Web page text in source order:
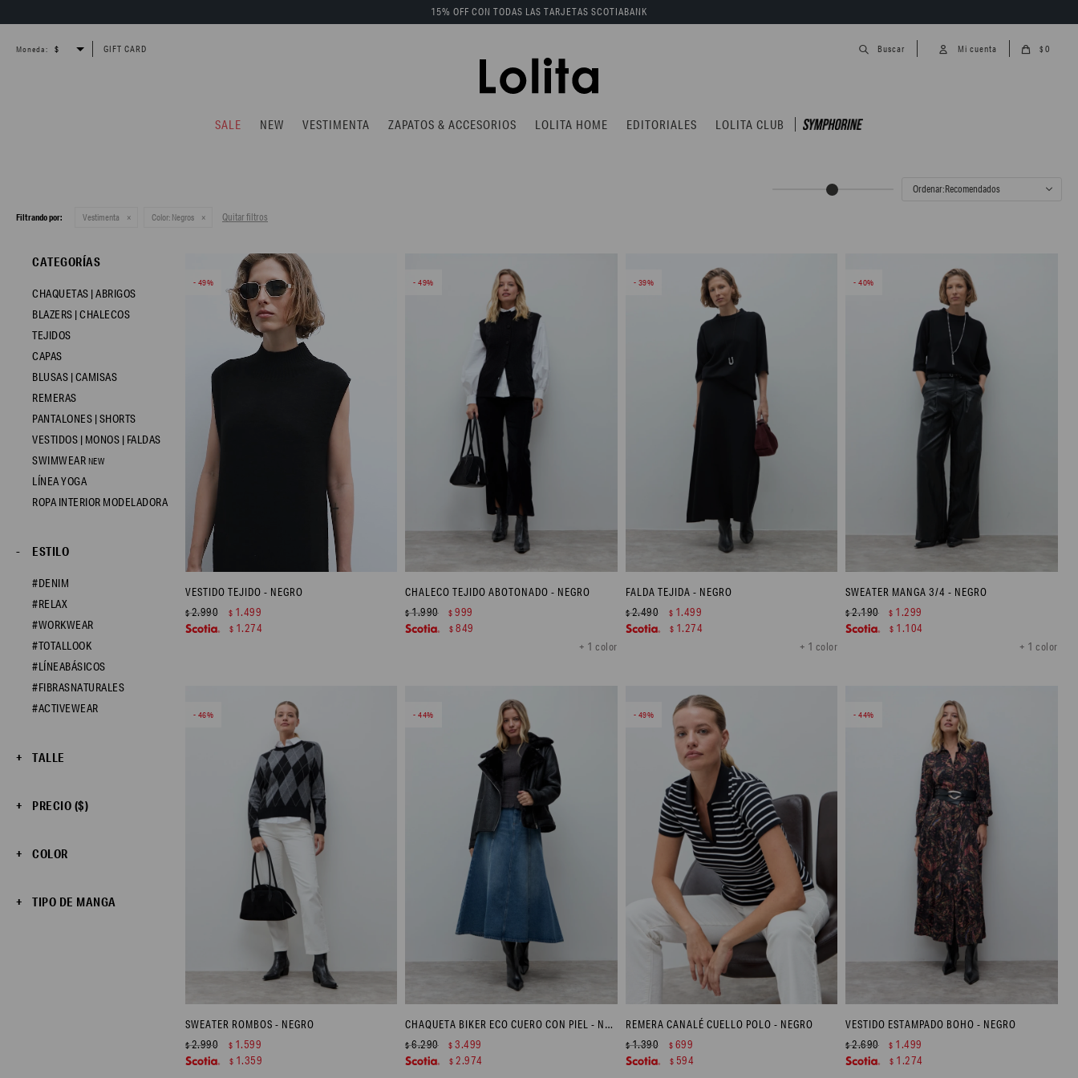
SALE NEW VESTIMENTA ZAPATOS & ACCESORIOS LOLITA HOME EDITORIALES LOLITA CLUB
$ 0
15% OFF CON TODAS LAS TARJETAS SCOTIABANK
Moneda: GIFT CARD
Recomendados
Filtrando por: Vestimenta Color: Negros Quitar filtros
49
VESTIDO TEJIDO - NEGRO
$2.990 $ 1.499
$ 1.274
49
CHALECO TEJIDO ABOTONADO - NEGRO
+ 1 color
$1.990 $ 999
$ 849
39
FALDA TEJIDA - NEGRO
+ 1 color
$2.490 $ 1.499
$ 1.274
40
SWEATER MANGA 3/4 - NEGRO
+ 1 color
$2.190 $ 1.299
$ 1.104
46
SWEATER ROMBOS - NEGRO
$2.990 $ 1.599
$ 1.359
44
CHAQUETA BIKER ECO CUERO CON PIEL - NEGRO
$6.290 $ 3.499
$ 2.974
49
REMERA CANALÉ CUELLO POLO - NEGRO
$1.390 $ 699
$ 594
44
VESTIDO ESTAMPADO BOHO - NEGRO
$2.690 $ 1.499
$ 1.274
CATEGORÍAS
CHAQUETAS | ABRIGOS
BLAZERS | CHALECOS
TEJIDOS
CAPAS
BLUSAS | CAMISAS
REMERAS
PANTALONES | SHORTS
VESTIDOS | MONOS | FALDAS
SWIMWEAR
LÍNEA YOGA
ROPA INTERIOR MODELADORA
TALLE
PRECIO ($)
COLOR
ESTILO
#DENIM
#RELAX
#WORKWEAR
#TOTALLOOK
#LÍNEABÁSICOS
#FIBRASNATURALES
#ACTIVEWEAR
TIPO DE MANGA